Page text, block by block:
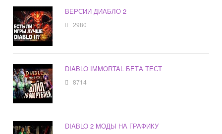
ВЕРСИИ ДИАБЛО 2
2980
DIABLO IMMORTAL БЕТА ТЕСТ
8714
DIABLO 2 МОДЫ НА ГРАФИКУ